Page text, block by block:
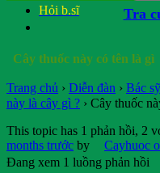
Hỏi b.sĩ
Tra
Cây thuốc này có tên là gì
Trang chủ › Diễn đàn › Bác
này là cây gì ? › Cây thuốc
This topic has 1 phản hồi, 2
months trước by Cayhuoc
Đang xem 1 luồng phản hồi